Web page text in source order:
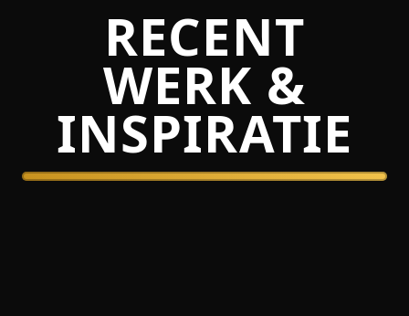
RECENT
WERK &
INSPIRATIE